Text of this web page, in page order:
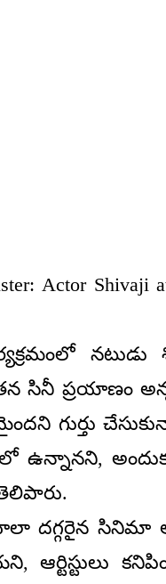
Actor Shivaji
సినీ ప్రయాణం
గుర్తు
ఉన్నానని,
దగ్గరైన సినిమా
ఆర్టిస్టులు